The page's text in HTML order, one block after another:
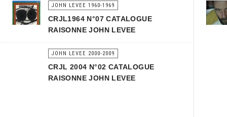
JOHN LEVEE 1960-1969
CRJL1964 N°07 CATALOGUE
RAISONNE JOHN LEVEE
JOHN LEVEE 2000-2009
CRJL 2004 N°02 CATALOGUE
RAISONNE JOHN LEVEE